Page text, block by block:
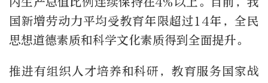
国新增劳动力平均受教育年限超过14年，全民
思想道德素质和科学文化素质得到全面提升。
推进有组织人才培养和科研，教育服务国家战